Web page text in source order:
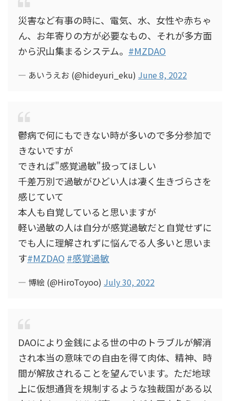
災害など有事の時に、電気、水、女性や赤ちゃ
ん、お年寄りの方が必要なもの、それが多方面
から沢山集まるシステム。 #MZDAO
— あいうえお (@hideyuri_eku) June 8, 2022
鬱病で何にもできない時が多いので多分参加で
きないですが
できれば"感覚過敏"扱ってほしい
千差万別で過敏がひどい人は凄く生きづらさを
感じていて
本人も自覚していると思いますが
軽い過敏の人は自分が感覚過敏だと自覚せずに
でも人に理解されずに悩んでる人多いと思いま
す#MZDAO #感覚過敏
— 博絵 (@HiroToyoo) July 30, 2022
DAOにより金銭による世の中のトラブルが解消
され本当の意味での自由を得て肉体、精神、時
間が解放されることを望んでいます。ただ地球
上に仮想通貨を規制するような独裁国がある以